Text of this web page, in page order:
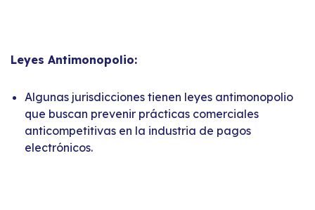
Leyes Antimonopolio:
Algunas jurisdicciones tienen leyes antimonopolio
que buscan prevenir prácticas comerciales
anticompetitivas en la industria de pagos
electrónicos.